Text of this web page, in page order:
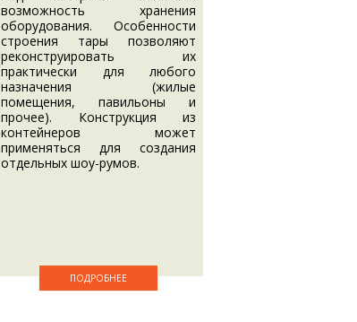
возможность хранения
оборудования. Особенности
строения тары позволяют
реконструировать их
практически для любого
назначения (жилые
помещения, павильоны и
прочее). Конструкция из
контейнеров может
применяться для создания
отдельных шоу-румов.
ПОДРОБНЕЕ